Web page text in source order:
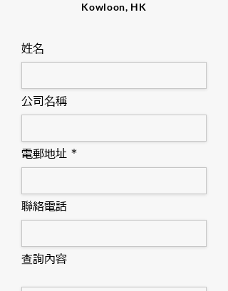
Kowloon, HK
姓名
公司名稱
電郵地址
聯絡電話
查詢內容